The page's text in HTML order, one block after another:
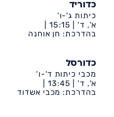
כדוריד
כיתות ג'-ו'
א', ד' | 15:15 |
דיונה-ביה״ס אמירים
בהדרכת: חן אוחנה
כדורסל
מכבי כיתות ד'-ו'
א', ד' | 13:45 |
דיונה-ביה״ס שקד
בהדרכת: מכבי אשדוד